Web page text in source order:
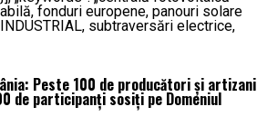
fonduri europene, panouri solare
subtraversări electrice,
Peste 100 de producători și artizani
de participanți sosiți pe Domeniul